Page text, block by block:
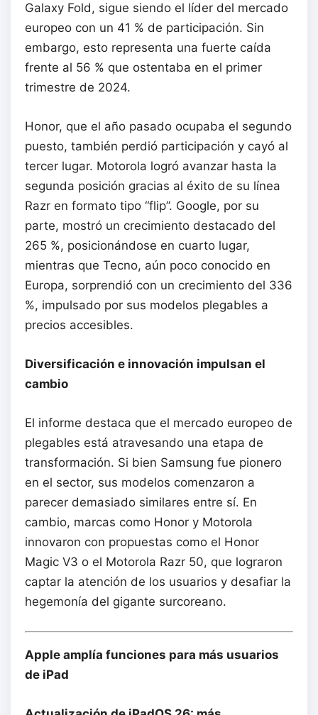
Galaxy Fold, sigue siendo el líder del mercado
europeo con un 41 % de participación. Sin
embargo, esto representa una fuerte caída
frente al 56 % que ostentaba en el primer
trimestre de 2024.
Honor, que el año pasado ocupaba el segundo
puesto, también perdió participación y cayó al
tercer lugar. Motorola logró avanzar hasta la
segunda posición gracias al éxito de su línea
Razr en formato tipo “flip”. Google, por su
parte, mostró un crecimiento destacado del
265 %, posicionándose en cuarto lugar,
mientras que Tecno, aún poco conocido en
Europa, sorprendió con un crecimiento del 336
%, impulsado por sus modelos plegables a
precios accesibles.
Diversificación e innovación impulsan el
cambio
El informe destaca que el mercado europeo de
plegables está atravesando una etapa de
transformación. Si bien Samsung fue pionero
en el sector, sus modelos comenzaron a
parecer demasiado similares entre sí. En
cambio, marcas como Honor y Motorola
innovaron con propuestas como el Honor
Magic V3 o el Motorola Razr 50, que lograron
captar la atención de los usuarios y desafiar la
hegemonía del gigante surcoreano.
Apple amplía funciones para más usuarios
de iPad